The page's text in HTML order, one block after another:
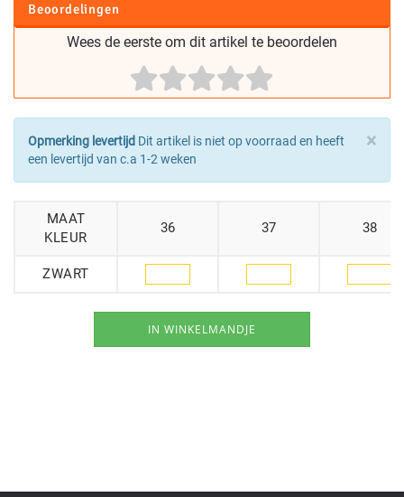
Beoordelingen
Wees de eerste om dit artikel te beoordelen
×
Opmerking levertijd Dit artikel is niet op voorraad en heeft
een levertijd van c.a 1-2 weken
MAAT
KLEUR
36 37 38
ZWART